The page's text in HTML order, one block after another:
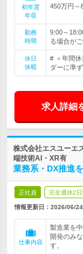
初年度
年収
450万円～
勤務
時間
9:00～
る場合が
休日
休暇
# ＜年間
ダーに準
求人詳細
株式会社エスユーエ
端技術AI・XR有
業務系・DX推進
正社員 完全週休2日
情報更新日：2026/06/24
仕事内容
製造業を
開発のみ
す。